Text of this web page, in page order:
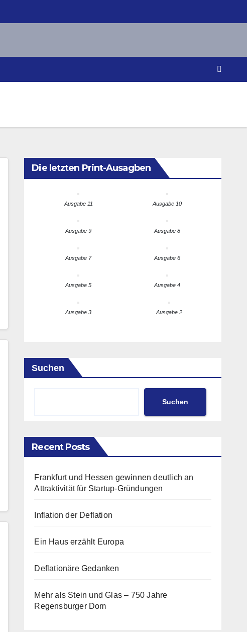
Die letzten Print-Ausagben
Ausgabe 11 Ausgabe 10
Ausgabe 9 Ausgabe 8
Ausgabe 7 Ausgabe 6
Ausgabe 5 Ausgabe 4
Ausgabe 3 Ausgabe 2
Suchen
Suchen
Recent Posts
Frankfurt und Hessen gewinnen deutlich an
Attraktivität für Startup-Gründungen
Inflation der Deflation
Ein Haus erzählt Europa
Deflationäre Gedanken
Mehr als Stein und Glas – 750 Jahre
Regensburger Dom